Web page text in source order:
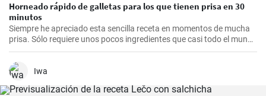
Horneado rápido de galletas para los que tienen prisa en 30
minutos
Siempre he apreciado esta sencilla receta en momentos de mucha
prisa. Sólo requiere unos pocos ingredientes que casi todo el mundo
tiene en casa, y en apenas 30 minutos puedes estar disfrutando de
unas deliciosas galletas caseras. Con su textura crujiente y su
sabor dulce, siempre eran un éxito para las visitas improvisadas y
Iwa